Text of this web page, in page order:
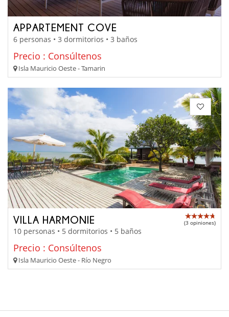
APPARTEMENT COVE
6 personas • 3 dormitorios • 3 baños
Precio : Consúltenos
Isla Mauricio Oeste - Tamarin
VILLA HARMONIE (3 opiniones)
10 personas • 5 dormitorios • 5 baños
Precio : Consúltenos
Isla Mauricio Oeste - Río Negro